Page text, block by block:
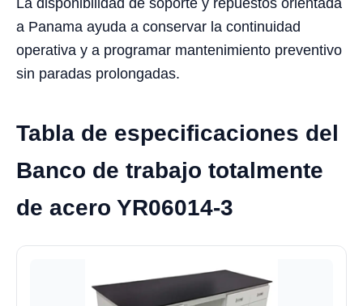
La disponibilidad de soporte y repuestos orientada
a Panama ayuda a conservar la continuidad
operativa y a programar mantenimiento preventivo
sin paradas prolongadas.
Tabla de especificaciones del
Banco de trabajo totalmente
de acero YR06014-3